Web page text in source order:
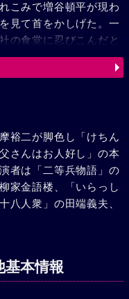
こみで増谷頓平が現わ
見て首をかしげた。一
の食堂に忍びこんだと
さとされた五郎は自首
子が結婚するときいて
にそれを感じた。しか
の前に現われ、彼の素
代知りあった大ペテン
転する船で新婚旅行に
に出て行くことにした
見えぬ目をあげて船に
くのであった。
裕二が脚色し「けちん
さんはお人好し」の本
者は「二等兵物語」の
家金語楼、「いらっし
八人衆」の田端義夫、
本情報